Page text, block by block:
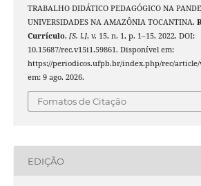
TRABALHO DIDÁTICO PEDAGÓGICO NA
UNIVERSIDADES NA AMAZÔNIA TOCANTINA.
Currículo, [S. l.], v. 15, n. 1, p. 1–15, 2022. DOI:
10.15687/rec.v15i1.59861. Disponível em:
https://periodicos.ufpb.br/index.php/rec/article/
em: 9 ago. 2026.
Fomatos de Citação
EDIÇÃO